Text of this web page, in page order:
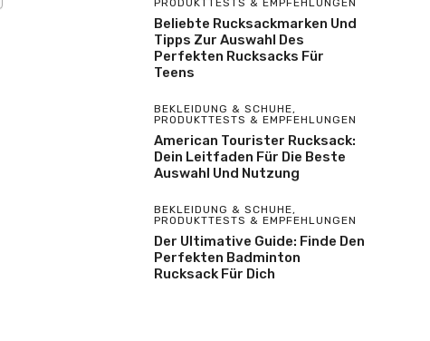
PRODUKTTESTS & EMPFEHLUNGEN
Beliebte Rucksackmarken Und
Tipps Zur Auswahl Des
Perfekten Rucksacks Für
Teens
BEKLEIDUNG & SCHUHE,
PRODUKTTESTS & EMPFEHLUNGEN
American Tourister Rucksack:
Dein Leitfaden Für Die Beste
Auswahl Und Nutzung
BEKLEIDUNG & SCHUHE,
PRODUKTTESTS & EMPFEHLUNGEN
Der Ultimative Guide: Finde Den
Perfekten Badminton
Rucksack Für Dich